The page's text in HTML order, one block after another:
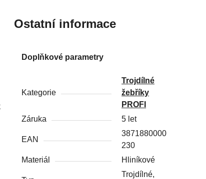
Ostatní informace
Doplňkové parametry
Kategorie
Trojdílné
žebříky
PROFI
Záruka
5 let
EAN
3871880000
230
Materiál
Hliníkové
Trojdílné,